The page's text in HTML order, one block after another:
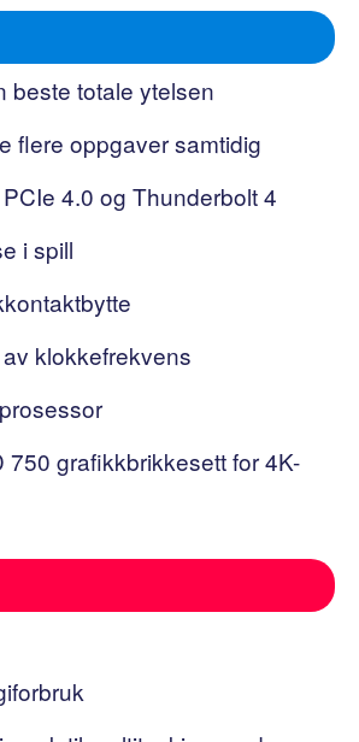
beste totale ytelsen
flere oppgaver samtidig
4.0 og Thunderbolt 4
i spill
klokkefrekvens
750 grafikkbrikkesett for 4K-